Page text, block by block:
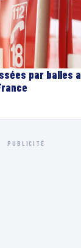
par balles
PUBLICITÉ